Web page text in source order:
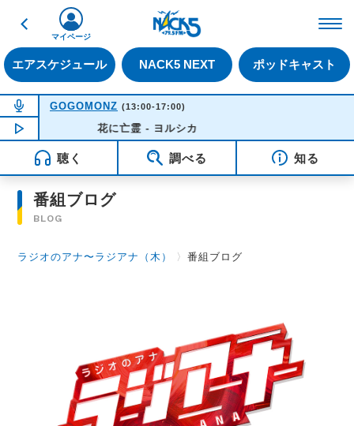
戻る
エアスケジュール NACK5 NEXT ポッドキャスト
マイページ
NOW ON AIR
GOGOMONZ (13:00-17:00)
NOW PLAYING15:25
花に亡霊 - ヨルシカ
聴く 調べる 知る
番組ブログ
BLOG
ラジオのアナ〜ラジアナ（木） 〉番組ブログ